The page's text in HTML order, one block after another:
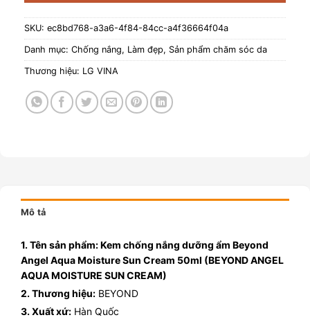
SKU: ec8bd768-a3a6-4f84-84cc-a4f36664f04a
Danh mục: Chống nắng, Làm đẹp, Sản phẩm chăm sóc da
Thương hiệu: LG VINA
Mô tả
1. Tên sản phẩm:Kem chống nắng dưỡng ẩm Beyond
Angel Aqua Moisture Sun Cream 50ml (BEYOND ANGEL
AQUA MOISTURE SUN CREAM)
2. Thương hiệu: BEYOND
3. Xuất xứ: Hàn Quốc